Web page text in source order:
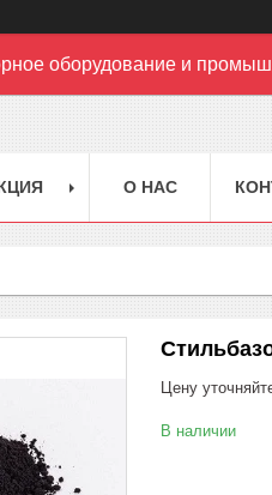
оборудование и
О НАС
Цену
В наличии